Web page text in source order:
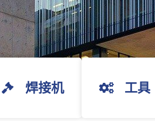
焊接机 工具